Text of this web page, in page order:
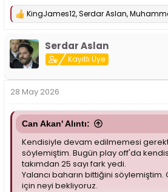
T
p
k
i
l
:
KingJames12,Serdar Aslan,
Serdar Aslan
Kayıtlı Üye
28 May 2026
Can Akan' Alıntı:
Kendisiyle devam edilmemesi
söylemiştim. Bugün play off'da
takımdan 25 sayı fark yedi.
Yalancı baharın bittiğini
için neyi bekliyoruz.